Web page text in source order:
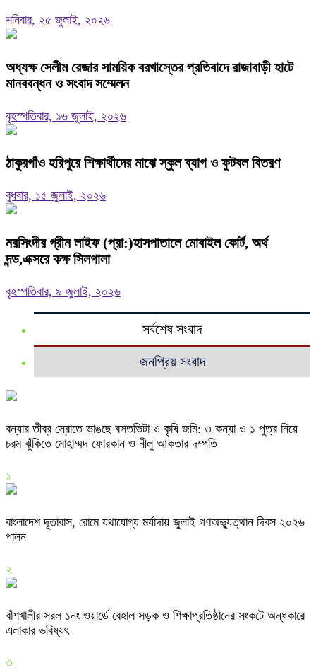
শনিবার, ২৫ জুলাই, ২০২৬
অধ্যক্ষ সেলীম রেজার সাময়িক বরখাস্তের প্রতিবাদে রাজাবাড়ী হাটে
মানববন্ধন ও সংবাদ সম্মেলন ‎
বৃহস্পতিবার, ১৬ জুলাই, ২০২৬
ঠাকুরগাঁও হরিপুরে শিক্ষার্থীদের মাঝে স্কুল ব্যাগ ও ফুটবল বিতরণ
বুধবার, ১৫ জুলাই, ২০২৬
নরসিংদীর গ্রীন লাইফ (প্রা:)হাসপাতালে মোবাইল কোর্ট, অর্থ
দন্ড,এক্সরে কক্ষ সিলগালা
বৃহস্পতিবার, ৯ জুলাই, ২০২৬
সর্বশেষ সংবাদ
জনপ্রিয় সংবাদ
বন্যার তীব্র স্রোতে ভাঙছে বসতভিটা ও কৃষি জমি: ৩ কন্যা ও ১ পুত্র নিয়ে
চরম ঝুঁকিতে মোহাম্মদ ফোরকান ও নীলু আকতার দম্পতি
১
বাংলাদেশ দূতাবাস, রোমে যথাযোগ্য মর্যাদায় জুলাই গণঅভ্যুত্থান দিবস ২০২৬
পালন
২
বাঁশখালীর সরল ১নং ওয়ার্ডে বেহাল সড়ক ও শিক্ষাপ্রতিষ্ঠানের সংকটে অন্ধকারে
এলাকার ভবিষ্যৎ
৩